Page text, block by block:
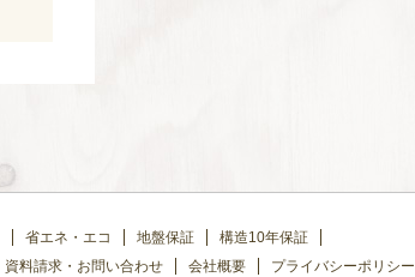
省エネ・エコ 地盤保証
構造10年保証
資料請求・お問い合わせ 会社概要 プライバシーポリシー